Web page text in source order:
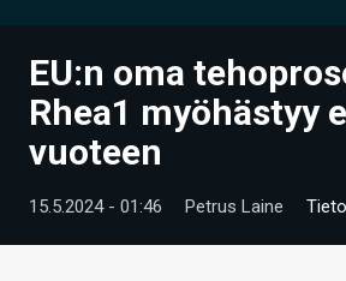
UUTISET
ARTIKKELIT
VIDEOT
TECHBBS
EU:n oma
Rhea1 myöhästyy
vuoteen
15.5.2024 - 01:46 Petrus Laine